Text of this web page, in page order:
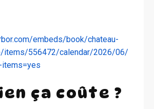
embeds/book/chateau-
items/556472/calendar/2026/06/
ça coûte ?